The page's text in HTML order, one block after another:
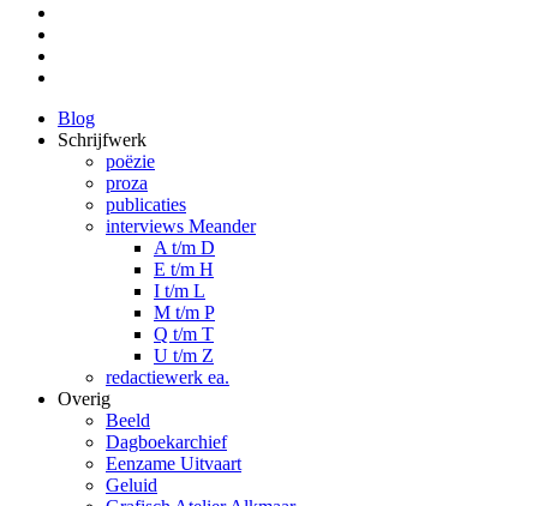
Blog
Schrijfwerk
poëzie
proza
publicaties
interviews Meander
A t/m D
E t/m H
I t/m L
M t/m P
Q t/m T
U t/m Z
redactiewerk ea.
Overig
Beeld
Dagboekarchief
Eenzame Uitvaart
Geluid